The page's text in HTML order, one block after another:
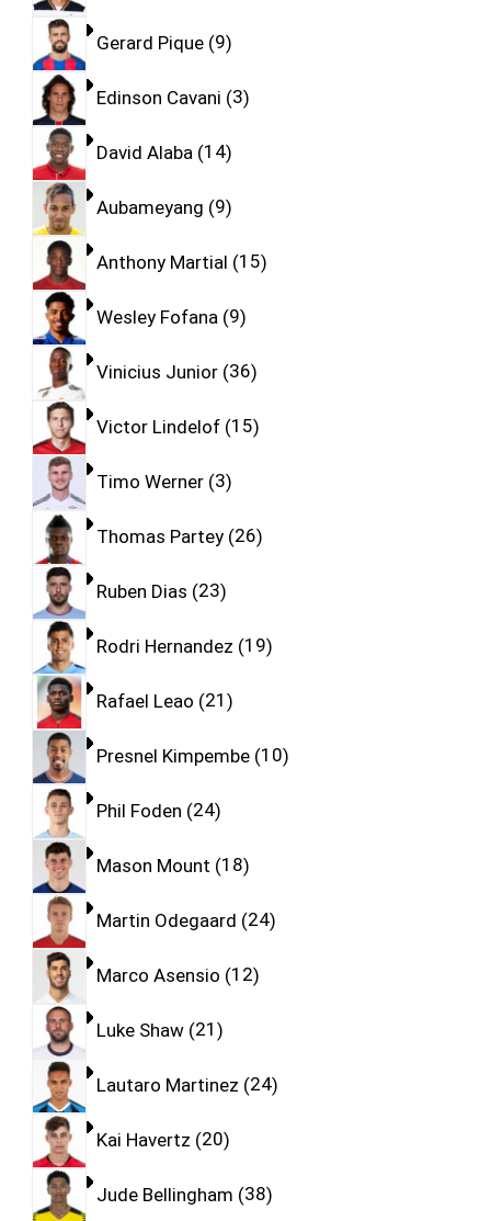
Gerard Pique 9
Edinson Cavani 3
David Alaba 14
Aubameyang 9
Anthony Martial 15
Wesley Fofana 9
Vinicius Junior 36
Victor Lindelof 15
Timo Werner 3
Thomas Partey 26
Ruben Dias 23
Rodri Hernandez 19
Rafael Leao 21
Presnel Kimpembe 10
Phil Foden 24
Mason Mount 18
Martin Odegaard 24
Marco Asensio 12
Luke Shaw 21
Lautaro Martinez 24
Kai Havertz 20
Jude Bellingham 38